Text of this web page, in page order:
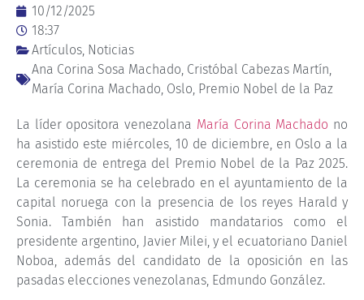
10/12/2025
18:37
Artículos, Noticias
Ana Corina Sosa Machado, Cristóbal Cabezas Martín,
María Corina Machado, Oslo, Premio Nobel de la Paz
La líder opositora venezolana María Corina Machado no
ha asistido este miércoles, 10 de diciembre, en Oslo a la
ceremonia de entrega del Premio Nobel de la Paz 2025.
La ceremonia se ha celebrado en el ayuntamiento de la
capital noruega con la presencia de los reyes Harald y
Sonia. También han asistido mandatarios como el
presidente argentino, Javier Milei, y el ecuatoriano Daniel
Noboa, además del candidato de la oposición en las
pasadas elecciones venezolanas, Edmundo González.